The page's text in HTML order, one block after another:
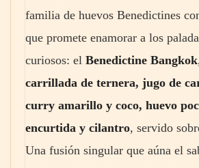
familia de huevos Benedictines
que promete enamorar a los
curiosos: el Benedictine Bangkok
carrillada de ternera, jugo de
curry amarillo y coco, huevo
encurtida y cilantro, servido
Una fusión singular que aúna el